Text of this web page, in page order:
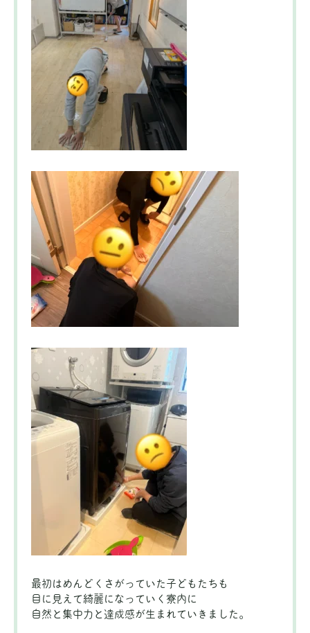
最初はめんどくさがっていた子どもたちも
目に見えて綺麗になっていく寮内に
自然と集中力と達成感が生まれていきました。